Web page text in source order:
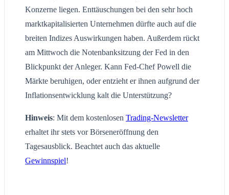
Konzerne liegen. Enttäuschungen bei den sehr hoch
marktkapitalisierten Unternehmen dürfte auch auf die
breiten Indizes Auswirkungen haben. Außerdem rückt
am Mittwoch die Notenbanksitzung der Fed in den
Blickpunkt der Anleger. Kann Fed-Chef Powell die
Märkte beruhigen, oder entzieht er ihnen aufgrund der
Inflationsentwicklung kalt die Unterstützung?
Hinweis: Mit dem kostenlosen Trading-Newsletter
erhaltet ihr stets vor Börseneröffnung den
Tagesausblick. Beachtet auch das aktuelle
Gewinnspiel!